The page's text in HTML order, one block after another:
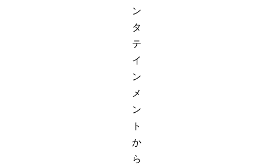
ン
タ
テ
イ
ン
メ
ン
ト
か
ら